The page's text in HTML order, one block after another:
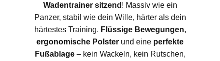
Wadentrainer sitzend ! Massiv wie ein
Panzer, stabil wie dein Wille, härter als dein
härtestes Training. Flüssige Bewegungen,
ergonomische Polster und eine perfekte
Fußablage– kein Wackeln, kein Rutschen,